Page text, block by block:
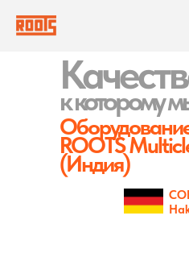
к которому
ROOTS
(Индия)